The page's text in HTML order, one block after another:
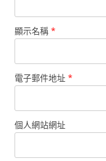
顯示名稱 *
電子郵件地址 *
個人網站網址